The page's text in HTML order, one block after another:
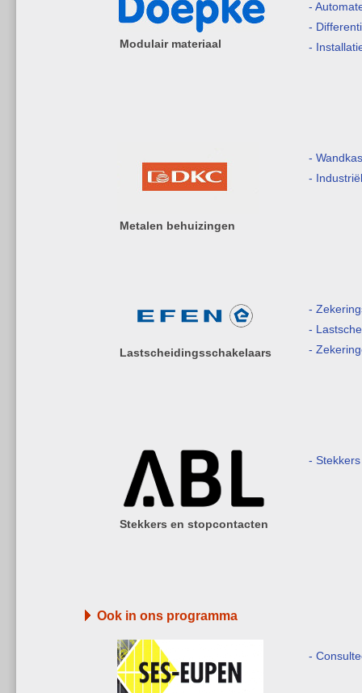
Modulair materiaal
-
-
-
Metalen behuizingen
-
-
Lastscheidingsschakelaars
-
-
-
Stekkers en stopcontacten
-
Ook in ons programma
-